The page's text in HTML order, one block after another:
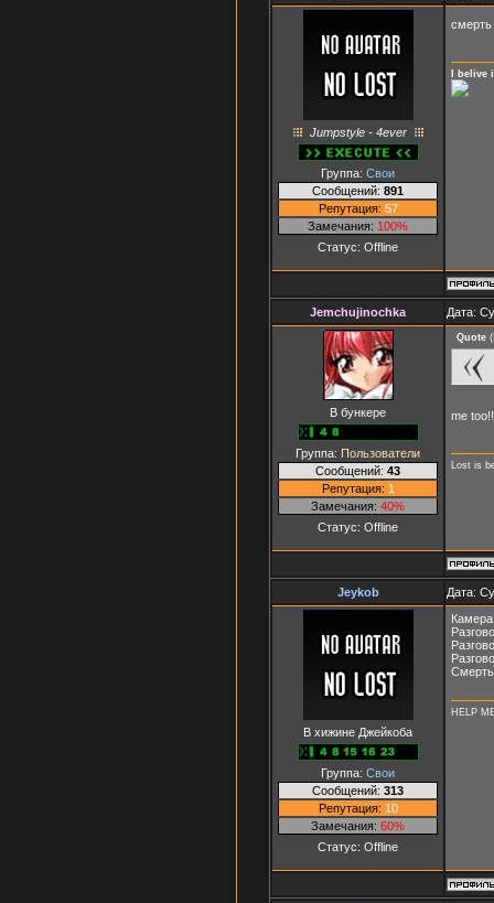
Jumpstyle - 4ever
Группа: Свои
Сообщений: 891
Репутация: 57
Замечания: 100%
Статус: Offline
I belive
Jemchujinochka Дата:
В бункере
Группа: Пользователи
Сообщений: 43
Репутация: 1
Замечания: 40%
Статус: Offline
Quote (
me
Lost is
Jeykob Дата:
В хижине Джейкоба
Группа: Свои
Сообщений: 313
Репутация: 10
Замечания: 60%
Статус: Offline
HELP